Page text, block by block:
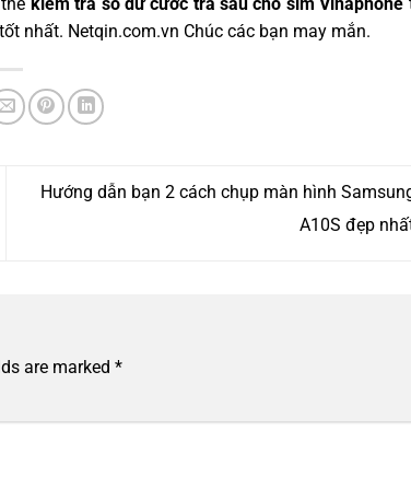
nhất. Netqin.com.vn Chúc các bạn may mắn.
Hướng dẫn bạn 2 cách chụp màn hình
A10S đẹp
are marked *